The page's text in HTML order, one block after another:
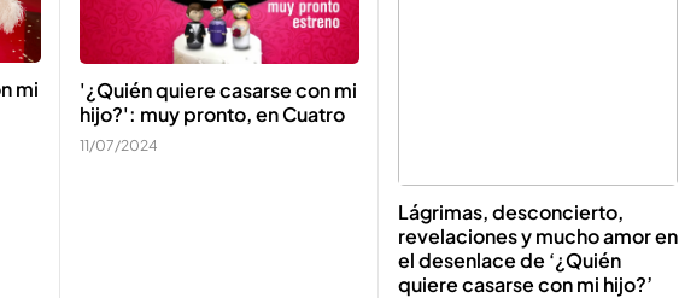
mi
'¿Quién quiere casarse con mi
hijo?': muy pronto, en Cuatro
11/07/2024
Lágrimas, desconcierto,
revelaciones y mucho amor en
el desenlace de ‘¿Quién
quiere casarse con mi hijo?’